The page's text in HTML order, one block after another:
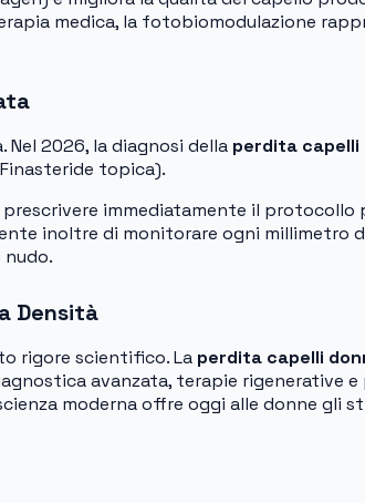
medica, la fotobiomodulazione
2026, la diagnosi della perdita capelli
topica).
immediatamente il
inoltre di monitorare ogni millimetro
Densità
rigore scientifico. La perdita capelli
avanzata, terapie rigenerative
moderna offre oggi alle donne gli